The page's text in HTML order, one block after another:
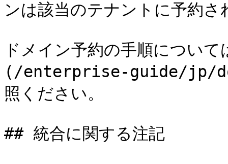
ンは該当のテナントに予約
ドメイン予約の手順につい
(/enterprise-guide/jp/
照ください。
## 統合に関する注記